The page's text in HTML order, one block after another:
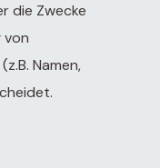
die Zwecke
von
Namen,